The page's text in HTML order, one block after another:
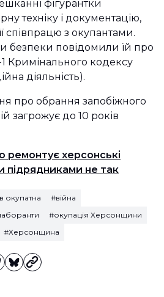
фігурантки
техніку і документацію,
співпрацю з окупантами.
безпеки повідомили їй про
1 Кримінального кодексу
діяльність).
про обрання запобіжного
загрожує до 10 років
ремонтує херсонські
підрядниками не так
окупатна
#війна
#окупація Херсонщини
#Херсонщина